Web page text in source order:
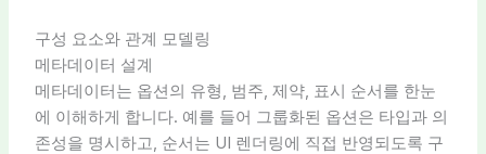
구성 요소와 관계 모델링
메타데이터 설계
메타데이터는 옵션의 유형, 범주, 제약, 표시 순서를 한눈
에 이해하게 합니다. 예를 들어 그룹화된 옵션은 타입과 의
존성을 명시하고, 순서는 UI 렌더링에 직접 반영되도록 구